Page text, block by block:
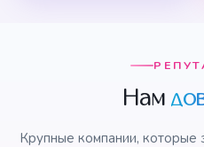
Нам
Крупные компании, которые